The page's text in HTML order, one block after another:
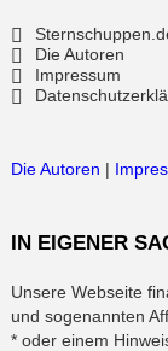
Die Autoren
Impressum
Die Autoren |
IN EIGENER
Unsere Webseite
und sogenannten
* oder einem